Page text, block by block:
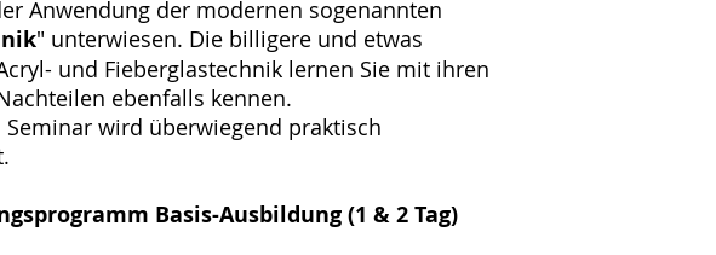
Anwendung der modernen sogenannten
" unterwiesen. Die billigere und etwas
und Fieberglastechnik lernen Sie mit ihren
ebenfalls kennen.
Seminar wird überwiegend praktisch
Basis-Ausbildung (1 & 2 Tag)